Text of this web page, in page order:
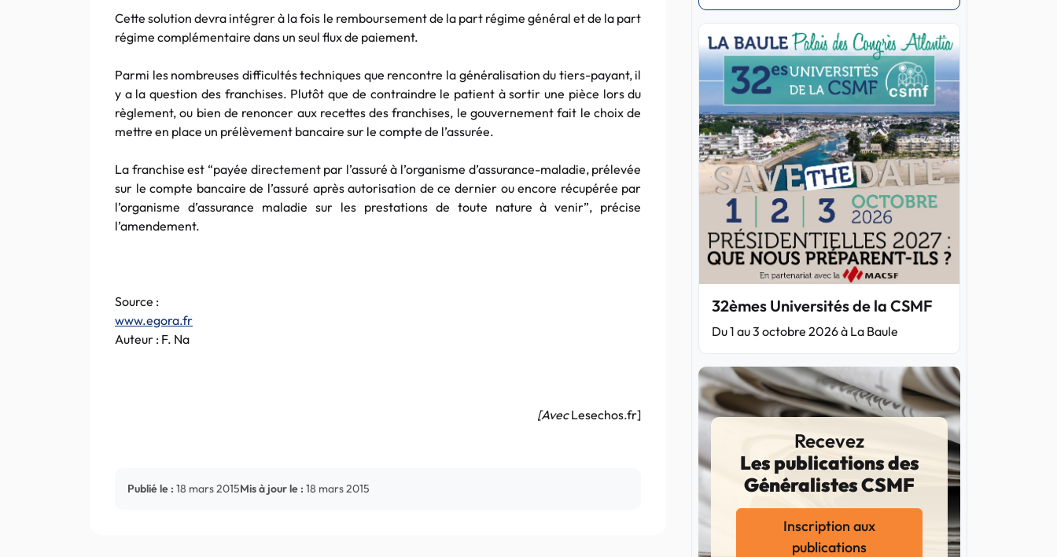
Cette solution devra intégrer à la fois le remboursement de la part régime général et de la part
régime complémentaire dans un seul flux de paiement.
Parmi les nombreuses difficultés techniques que rencontre la généralisation du tiers-payant, il
y a la question des franchises. Plutôt que de contraindre le patient à sortir une pièce lors du
règlement, ou bien de renoncer aux recettes des franchises, le gouvernement fait le choix de
mettre en place un prélèvement bancaire sur le compte de l’assurée.
La franchise est “payée directement par l’assuré à l’organisme d’assurance-maladie, prélevée
sur le compte bancaire de l’assuré après autorisation de ce dernier ou encore récupérée par
l’organisme d’assurance maladie sur les prestations de toute nature à venir”, précise
l’amendement.
Source :
www.egora.fr
Auteur : F. Na
[AvecLesechos.fr]
Publié le : 18 mars 2015Mis à jour le : 18 mars 2015
32èmes Universités de la CSMF
Du 1 au 3 octobre 2026 à La Baule
Recevez
Les publications des
Généralistes CSMF
Inscription aux
publications